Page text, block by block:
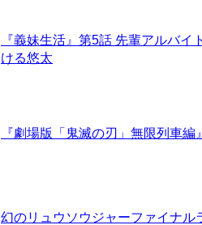
『義妹生活』第5話 先輩アルバ
ける悠太
『劇場版「鬼滅の刃」無限列車
幻のリュウソウジャーファイナル